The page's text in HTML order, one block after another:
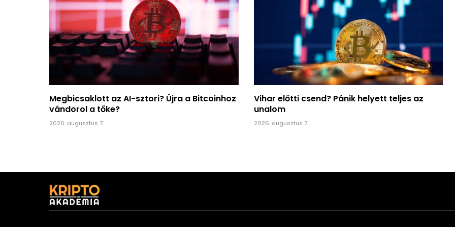
Megbicsaklott az AI-sztori? Újra a Bitcoinhoz
vándorol a tőke?
2026. augusztus 7.
Vihar előtti csend? Pánik helyett teljes az
unalom
2026. augusztus 7.